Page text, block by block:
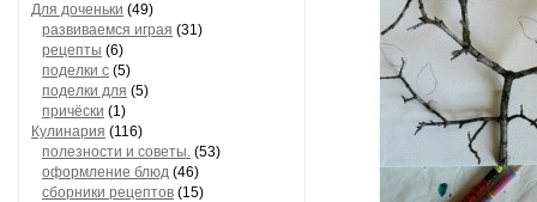
Для доченьки (49)
развиваемся играя (31)
рецепты (6)
поделки с (5)
поделки для (5)
причёски (1)
Кулинария (116)
полезности и советы. (53)
оформление блюд (46)
сборники рецептов (15)